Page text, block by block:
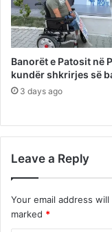
Banorët e Patosit në
kundër shkrirjes së
3 days ago
Leave a Reply
Your email address
marked *